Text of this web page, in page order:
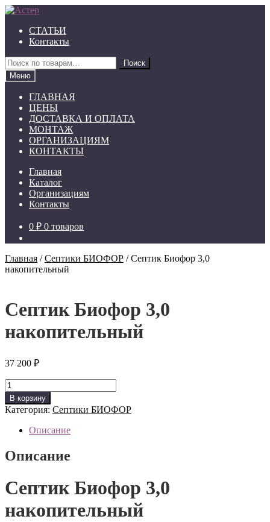
Перейти
навигации
Перейти
содержимому
СТАТЬИ
Контакты
Искать:
Поиск
Меню
ГЛАВНАЯ
ЦЕНЫ
ДОСТАВКА И ОПЛАТА
МОНТАЖ
ОРГАНИЗАЦИЯМ
КОНТАКТЫ
Главная
Каталог
Организациям
Контакты
0 ₽ 0 товаров
Главная /Септики БИОФОР /Септик Биофор 3,0
накопительный
Септик Биофор 3,0
накопительный
37 200 ₽
Количество
товара
Септик
Биофор
накопительный
В корзину
Категория: Септики БИОФОР
Описание
Описание
Септик Биофор 3,0
накопительный